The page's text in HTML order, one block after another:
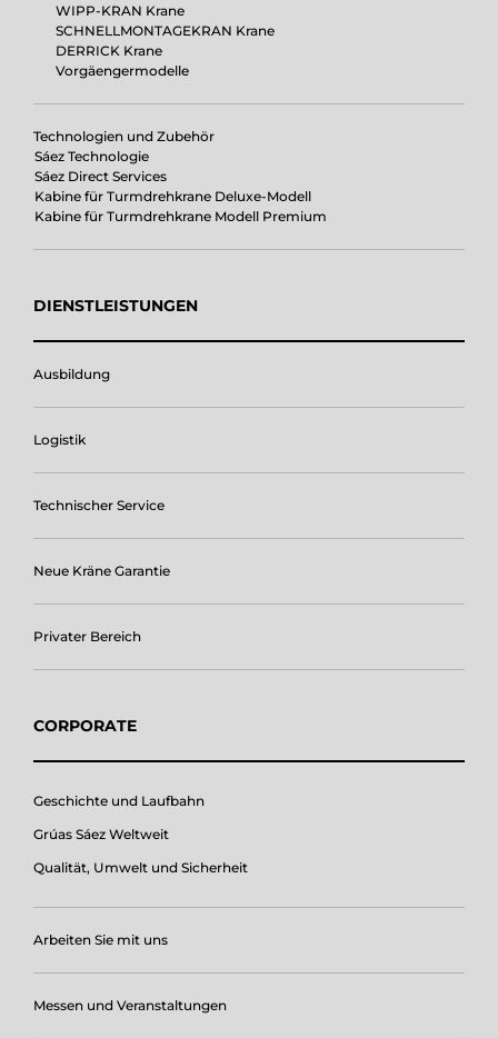
WIPP-KRAN Krane
SCHNELLMONTAGEKRAN Krane
DERRICK Krane
Vorgäengermodelle
Technologien und Zubehör
Sáez Technologie
Sáez Direct Services
Kabine für Turmdrehkrane Deluxe-Modell
Kabine für Turmdrehkrane Modell Premium
DIENSTLEISTUNGEN
Ausbildung
Logistik
Technischer Service
Neue Kräne Garantie
Privater Bereich
CORPORATE
Geschichte und Laufbahn
Grúas Sáez Weltweit
Qualität, Umwelt und Sicherheit
Arbeiten Sie mit uns
Messen und Veranstaltungen